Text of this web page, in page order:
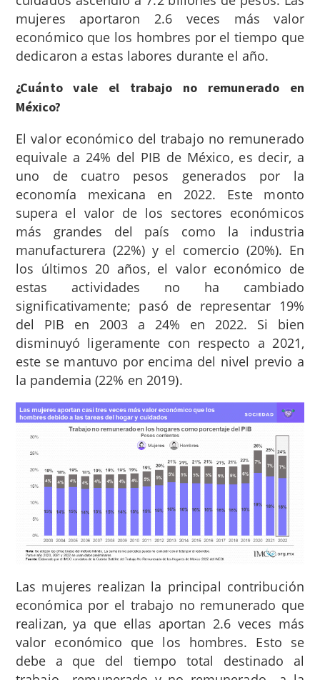
mujeres aportaron 2.6 veces más valor
económico que los hombres por el tiempo que
dedicaron a estas labores durante el año.
¿Cuánto vale el trabajo no remunerado en
México?
El valor económico del trabajo no remunerado
equivale a 24% del PIB de México, es decir, a
uno de cuatro pesos generados por la
economía mexicana en 2022. Este monto
supera el valor de los sectores económicos
más grandes del país como la industria
manufacturera (22%) y el comercio (20%). En
los últimos 20 años, el valor económico de
estas actividades no ha cambiado
significativamente; pasó de representar 19%
del PIB en 2003 a 24% en 2022. Si bien
disminuyó ligeramente con respecto a 2021,
este se mantuvo por encima del nivel previo a
la pandemia (22% en 2019).
Las mujeres realizan la principal contribución
económica por el trabajo no remunerado que
realizan, ya que ellas aportan 2.6 veces más
valor económico que los hombres. Esto se
debe a que del tiempo total destinado al